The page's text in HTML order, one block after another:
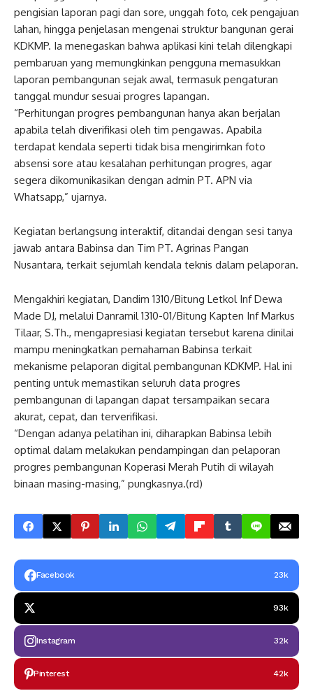
pengisian laporan pagi dan sore, unggah foto, cek pengajuan
lahan, hingga penjelasan mengenai struktur bangunan gerai
KDKMP. Ia menegaskan bahwa aplikasi kini telah dilengkapi
pembaruan yang memungkinkan pengguna memasukkan
laporan pembangunan sejak awal, termasuk pengaturan
tanggal mundur sesuai progres lapangan.
“Perhitungan progres pembangunan hanya akan berjalan
apabila telah diverifikasi oleh tim pengawas. Apabila
terdapat kendala seperti tidak bisa mengirimkan foto
absensi sore atau kesalahan perhitungan progres, agar
segera dikomunikasikan dengan admin PT. APN via
Whatsapp,” ujarnya.
Kegiatan berlangsung interaktif, ditandai dengan sesi tanya
jawab antara Babinsa dan Tim PT. Agrinas Pangan
Nusantara, terkait sejumlah kendala teknis dalam pelaporan.
Mengakhiri kegiatan, Dandim 1310/Bitung Letkol Inf Dewa
Made DJ, melalui Danramil 1310-01/Bitung Kapten Inf Markus
Tilaar, S.Th., mengapresiasi kegiatan tersebut karena dinilai
mampu meningkatkan pemahaman Babinsa terkait
mekanisme pelaporan digital pembangunan KDKMP. Hal ini
penting untuk memastikan seluruh data progres
pembangunan di lapangan dapat tersampaikan secara
akurat, cepat, dan terverifikasi.
“Dengan adanya pelatihan ini, diharapkan Babinsa lebih
optimal dalam melakukan pendampingan dan pelaporan
progres pembangunan Koperasi Merah Putih di wilayah
binaan masing-masing,” pungkasnya.(rd)
Facebook 23k
93k
Instagram 32k
Pinterest 42k